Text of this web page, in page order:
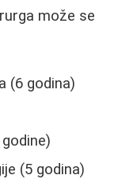
može se
(6 godina)
(5 godina)